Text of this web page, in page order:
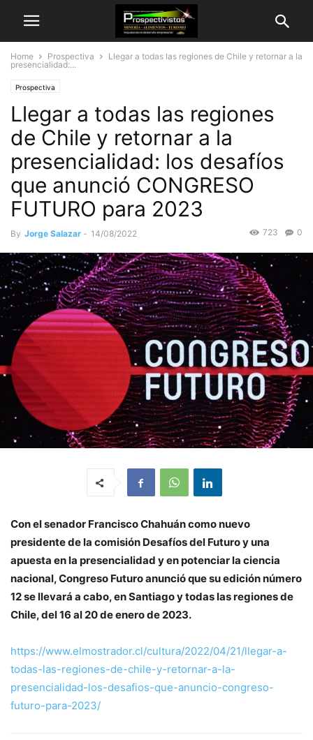
Home Prospectiva
Llegar a todas las regiones de Chile y retornar a la
presencialidad:...
Prospectiva
Llegar a todas las regiones
de Chile y retornar a la
presencialidad: los desafíos
que anunció CONGRESO
FUTURO para 2023
By Jorge Salazar - 14/08/2022 0
723
Con el senador Francisco Chahuán como nuevo
presidente de la comisión Desafíos del Futuro y una
apuesta en la presencialidad y en potenciar la ciencia
nacional, Congreso Futuro anunció que su edición número
12 se llevará a cabo, en Santiago y todas las regiones de
Chile, del 16 al 20 de enero de 2023.
https://www.elmostrador.cl/cultura/2022/04/21/llegar-a-
todas-las-regiones-de-chile-y-retornar-a-la-
presencialidad-los-desafios-que-anuncio-congreso-
futuro-para-2023/